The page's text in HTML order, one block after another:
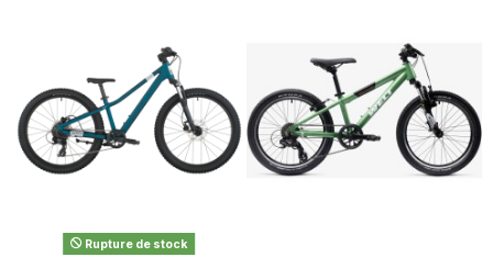
Rupture de stock